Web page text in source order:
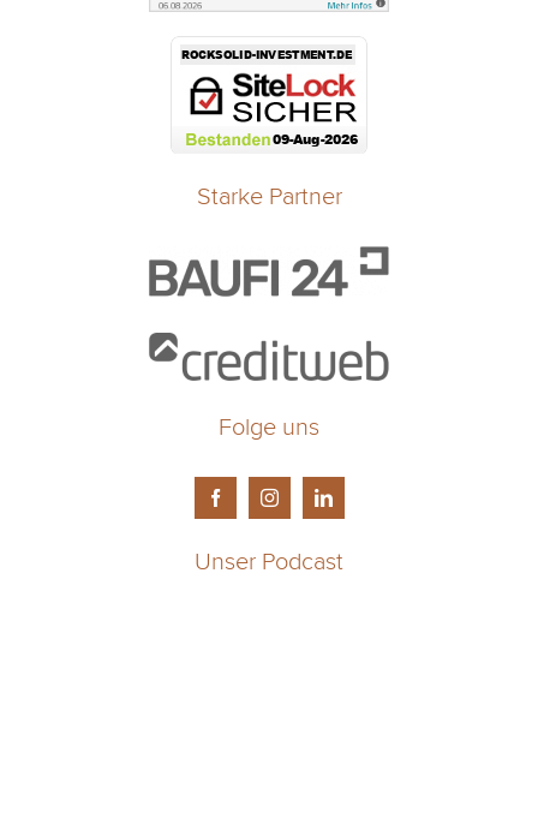
Starke Partner
Folge uns
Unser Podcast